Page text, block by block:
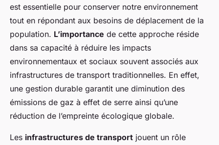
est essentielle pour conserver notre environnement
tout en répondant aux besoins de déplacement de la
population. L’importance de cette approche réside
dans sa capacité à réduire les impacts
environnementaux et sociaux souvent associés aux
infrastructures de transport traditionnelles. En effet,
une gestion durable garantit une diminution des
émissions de gaz à effet de serre ainsi qu’une
réduction de l’empreinte écologique globale.
Les infrastructures de transport jouent un rôle